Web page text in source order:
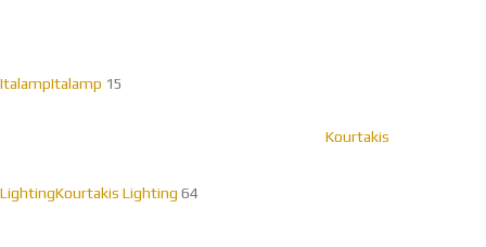
ItalampItalamp 15
Kourtakis
LightingKourtakis Lighting 64